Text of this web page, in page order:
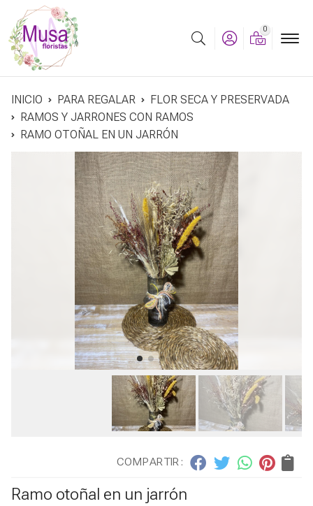
Buscar
0
INICIO PARA REGALAR
FLOR SECA Y PRESERVADA
RAMOS Y JARRONES CON RAMOS
RAMO OTOÑAL EN UN JARRÓN
COMPARTIR:
Ramo otoñal en un jarrón